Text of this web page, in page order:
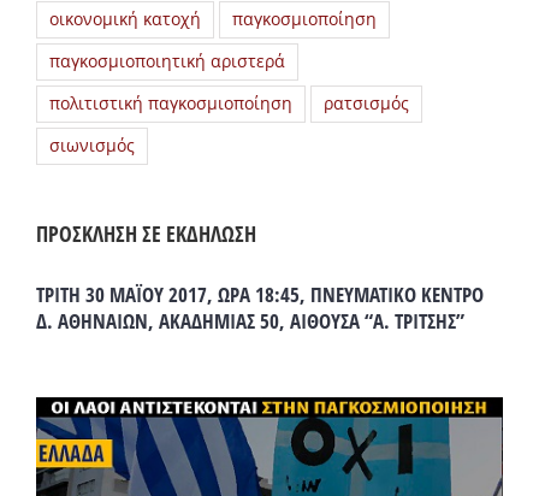
οικονομική κατοχή
παγκοσμιοποίηση
παγκοσμιοποιητική αριστερά
πολιτιστική παγκοσμιοποίηση
ρατσισμός
σιωνισμός
ΠΡΟΣΚΛΗΣΗ ΣΕ ΕΚΔΗΛΩΣΗ
ΤΡΙΤΗ 30 ΜΑΪΟΥ 2017, ΩΡΑ 18:45, ΠΝΕΥΜΑΤΙΚΟ ΚΕΝΤΡΟ
Δ. ΑΘΗΝΑΙΩΝ, ΑΚΑΔΗΜΙΑΣ 50, ΑΙΘΟΥΣΑ “Α. ΤΡΙΤΣΗΣ”